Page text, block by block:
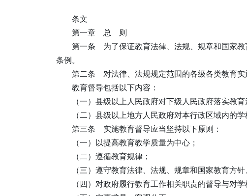
条文
第一章 总 则
第一条 为了保证教育法律、法规、规章和国家教
条例。
第二条 对法律、法规规定范围的各级各类教育实
教育督导包括以下内容：
（一）县级以上人民政府对下级人民政府落实教
（二）县级以上地方人民政府对本行政区域内的
第三条 实施教育督导应当坚持以下原则：
（一）以提高教育教学质量为中心；
（二）遵循教育规律；
（三）遵守教育法律、法规、规章和国家教育方针
（四）对政府履行教育工作相关职责的督导与对